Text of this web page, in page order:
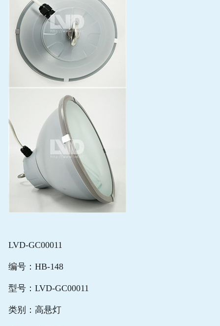
LVD-GC00011
编号：HB-148
型号：LVD-GC00011
类别：高悬灯